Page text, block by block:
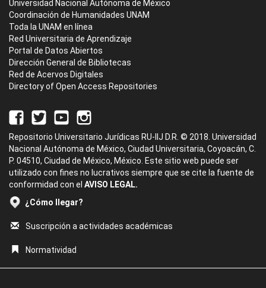
Universidad Nacional Autónoma de México
Coordinación de Humanidades UNAM
Toda la UNAM en línea
Red Universitaria de Aprendizaje
Portal de Datos Abiertos
Dirección General de Bibliotecas
Red de Acervos Digitales
Directory of Open Access Repositories
Repositorio Universitario Jurídicas RU-IIJ D.R. © 2018. Universidad
Nacional Autónoma de México, Ciudad Universitaria, Coyoacán, C.
P. 04510, Ciudad de México, México. Este sitio web puede ser
utilizado con fines no lucrativos siempre que se cite la fuente de
conformidad con el AVISO LEGAL.
¿Cómo llegar?
Suscripción a actividades académicas
Normatividad